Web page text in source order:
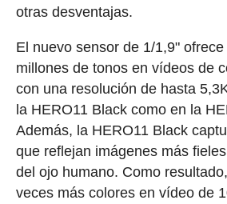
otras desventajas.
El nuevo sensor de 1/1,9"
millones de tonos en vídeos de
con una resolución de hasta
la HERO11 Black como en la
Además, la HERO11 Black
que reflejan imágenes más
del ojo humano. Como
veces más colores en vídeo de